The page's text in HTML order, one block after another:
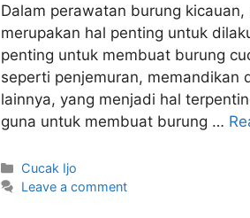
Dalam perawatan burung
merupakan hal penting untuk
penting untuk membuat burung
seperti penjemuran, memandikan
lainnya, yang menjadi hal
guna untuk membuat burung …
Categories
Cucak Ijo
Leave a comment